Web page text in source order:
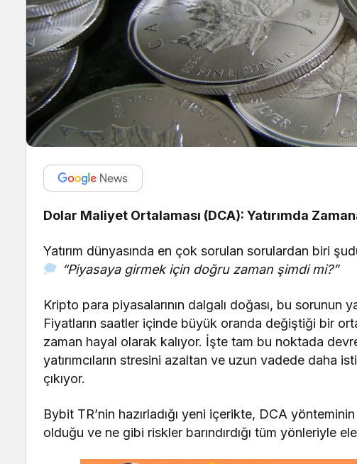
Dolar Maliyet Ortalaması (DCA): Yatırımda
Yatırım dünyasında en çok sorulan sorulardan biri
“Piyasaya girmek için doğru zaman şimdi mi?”
Kripto para piyasalarının dalgalı doğası, bu sorunun
Fiyatların saatler içinde büyük oranda değiştiği bir
zaman hayal olarak kalıyor. İşte tam bu noktada
yatırımcıların stresini azaltan ve uzun vadede daha
çıkıyor.
Bybit TR’nin hazırladığı yeni içerikte, DCA yönteminin
olduğu ve ne gibi riskler barındırdığı tüm yönleriyle ele